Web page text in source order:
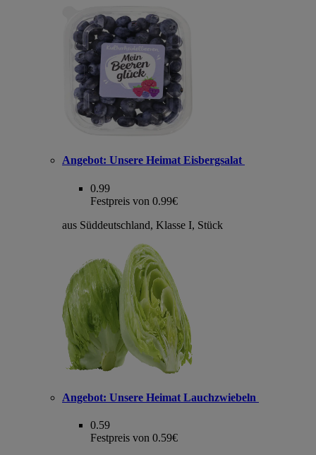
Angebot: Unsere Heimat Eisbergsalat
0.99
Festpreis von 0.99€
aus Süddeutschland, Klasse I, Stück
Angebot: Unsere Heimat Lauchzwiebeln
0.59
Festpreis von 0.59€